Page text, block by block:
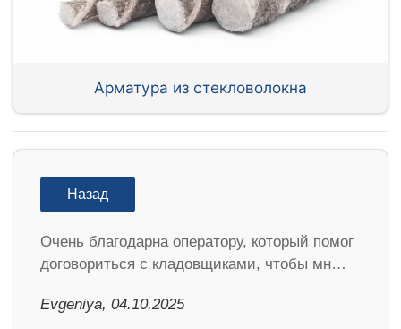
Арматура из стекловолокна
Назад
Очень благодарна оператору, который помог
договориться с кладовщиками, чтобы мн…
Evgeniya, 04.10.2025